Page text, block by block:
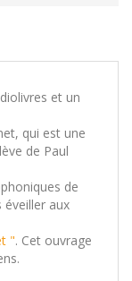
et un
qui est une
de Paul
de
éveiller aux
". Cet ouvrage